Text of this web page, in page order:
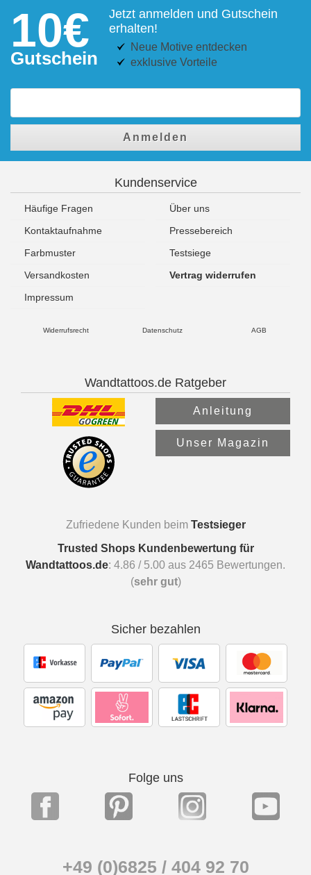
10€
Gutschein
Jetzt anmelden und Gutschein
erhalten!
Neue Motive entdecken
exklusive Vorteile
Anmelden
Kundenservice
Häufige Fragen
Über uns
Kontaktaufnahme
Pressebereich
Farbmuster
Testsiege
Versandkosten
Vertrag widerrufen
Impressum
Widerrufsrecht Datenschutz AGB
Wandtattoos.de Ratgeber
Anleitung
Unser Magazin
Zufriedene Kunden beim Testsieger
Trusted Shops Kundenbewertung für
Wandtattoos.de: 4.86 / 5.00 aus 2465 Bewertungen.
(sehr gut)
Sicher bezahlen
Folge uns
+49 (0)6825 / 404 92 70